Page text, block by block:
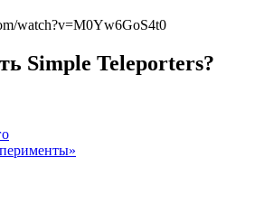
watch?v=M0Yw6GoS4t0
Simple Teleporters?